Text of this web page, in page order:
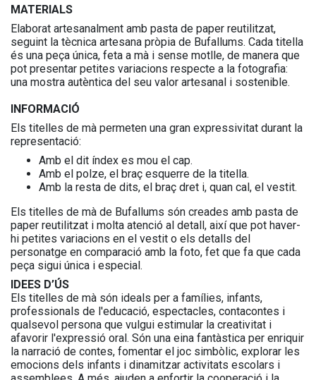
MATERIALS
Elaborat artesanalment amb pasta de paper reutilitzat,
seguint la tècnica artesana pròpia de Bufallums. Cada titella
és una peça única, feta a mà i sense motlle, de manera que
pot presentar petites variacions respecte a la fotografia:
una mostra autèntica del seu valor artesanal i sostenible.
INFORMACIÓ
Els titelles de mà permeten una gran expressivitat durant la
representació:
Amb el dit índex es mou el cap.
Amb el polze, el braç esquerre de la titella.
Amb la resta de dits, el braç dret i, quan cal, el vestit.
Els titelles de mà de Bufallums són creades amb pasta de
paper reutilitzat i molta atenció al detall, així que pot haver-
hi petites variacions en el vestit o els detalls del
personatge en comparació amb la foto, fet que fa que cada
peça sigui única i especial.
IDEES D’ÚS
Els titelles de mà són ideals per a famílies, infants,
professionals de l'educació, espectacles, contacontes i
qualsevol persona que vulgui estimular la creativitat i
afavorir l'expressió oral. Són una eina fantàstica per enriquir
la narració de contes, fomentar el joc simbòlic, explorar les
emocions dels infants i dinamitzar activitats escolars i